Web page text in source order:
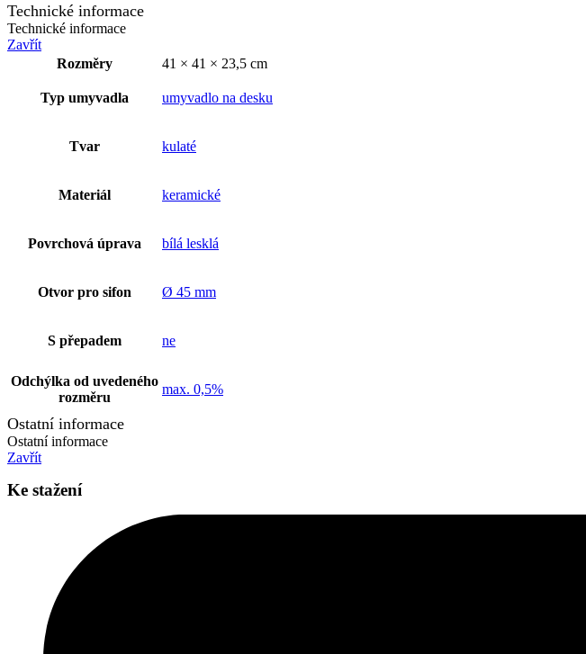
Technické informace
Technické informace
Zavřít
Rozměry
41 × 41 × 23,5 cm
Typ umyvadla umyvadlo na desku
Tvar kulaté
Materiál keramické
Povrchová úprava bílá lesklá
Otvor pro sifon Ø 45 mm
S přepadem ne
Odchýlka od uvedeného
rozměru
max. 0,5%
Ostatní informace
Ostatní informace
Zavřít
Ke stažení